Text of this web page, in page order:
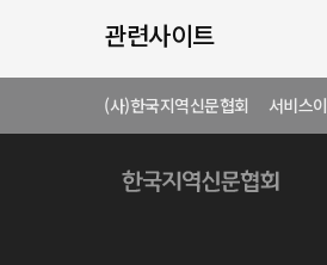
관련사이트
(사)한국지역신문협회 서비스